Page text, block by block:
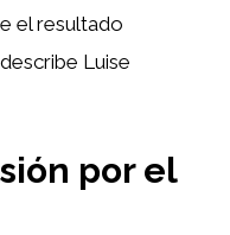
el resultado
Luise
por el